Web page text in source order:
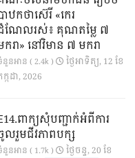
ាឋកថាស៊េរី «កេរ
ណែលរស់៖ គុណតម្លៃ ៧
រា» នៅវិមាន ៧ មករា
នួនអាន ( 2.4k )
ថ្ងៃ​អាទិត្យ, 12 ខែ​
កដា, 2026
ពាក្យសុំបញ្ជាក់អំពីការ
លរួមជីវភាពបក្ស
នួនអាន ( 1.7k )
ថ្ងៃ​ចន្ទ, 20 ខែ​